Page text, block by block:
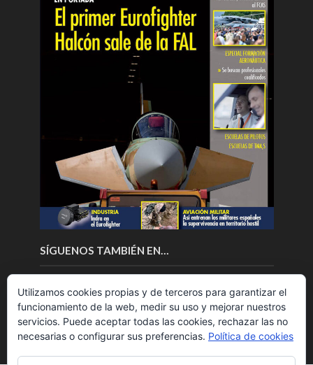
SÍGUENOS TAMBIÉN EN…
Utilizamos cookies propias y de terceros para garantizar el
funcionamiento de la web, medir su uso y mejorar nuestros
servicios. Puede aceptar todas las cookies, rechazar las no
necesarias o configurar sus preferencias. Política de cookies